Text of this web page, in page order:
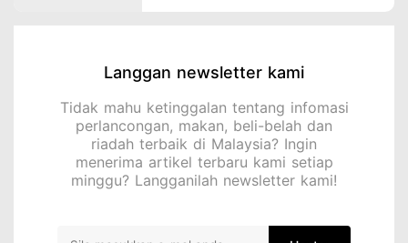
Langgan newsletter kami
Tidak mahu ketinggalan tentang infomasi
perlancongan, makan, beli-belah dan
riadah terbaik di Malaysia? Ingin
menerima artikel terbaru kami setiap
minggu? Langganilah newsletter kami!